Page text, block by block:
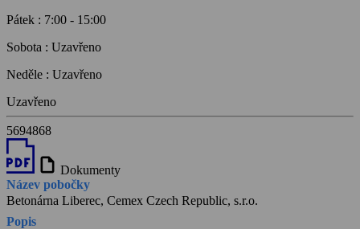
Pátek : 7:00 - 15:00
Sobota : Uzavřeno
Neděle : Uzavřeno
Uzavřeno
5694868
draft Dokumenty
Název pobočky
Betonárna Liberec, Cemex Czech Republic, s.r.o.
Popis